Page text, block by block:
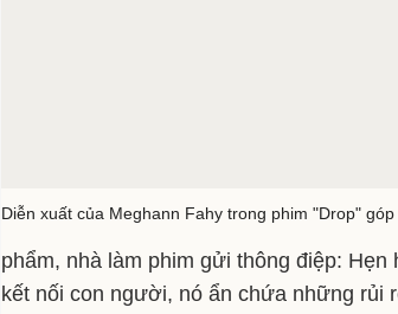
Diễn xuất của Meghann Fahy trong phim "Drop"
phẩm, nhà làm phim gửi thông điệp:
kết nối con người, nó ẩn chứa những rủi